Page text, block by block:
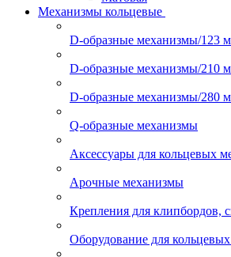
Механизмы кольцевые
D-образные механизмы/123
D-образные механизмы/210
D-образные механизмы/280
Q-образные механизмы
Аксессуары для кольцевых
Арочные механизмы
Крепления для клипбордов,
Оборудование для